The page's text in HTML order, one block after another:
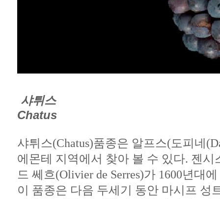
샤튀스
Chatus
샤튀스(Chatus)
에몬테 지역에서 찾아 볼 수 있다.